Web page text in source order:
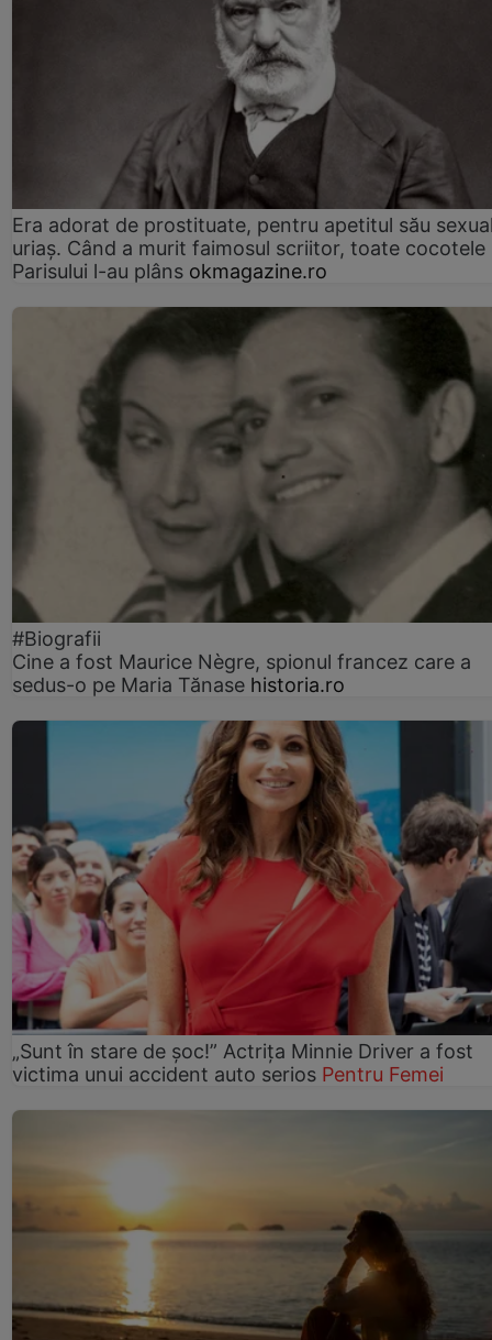
Era adorat de prostituate, pentru apetitul său
uriaș. Când a murit faimosul scriitor, toate cocotele
Parisului l-au plâns okmagazine.ro
#Biografii
Cine a fost Maurice Nègre, spionul francez care a
sedus-o pe Maria Tănase historia.ro
„Sunt în stare de șoc!” Actrița Minnie Driver a fost
victima unui accident auto serios Pentru Femei